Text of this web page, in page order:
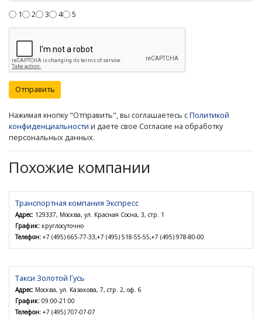
1 2 3 4 5
Отправить
Нажимая кнопку "Отправить", вы соглашаетесь сПолитикой
конфиденциальности и даете свое Согласие на обработку
персональных данных.
Похожие компании
Транспортная компания Экспресс
Адрес: 129337, Москва, ул. Красная Сосна, 3, стр. 1
График: круглосуточно
Телефон: +7 (495) 665-77-33,+7 (495) 518-55-55,+7 (495) 978-80-00
Такси Золотой Гусь
Адрес: Москва, ул. Казакова, 7, стр. 2, оф. 6
График: 09:00-21:00
Телефон: +7 (495) 707-07-07